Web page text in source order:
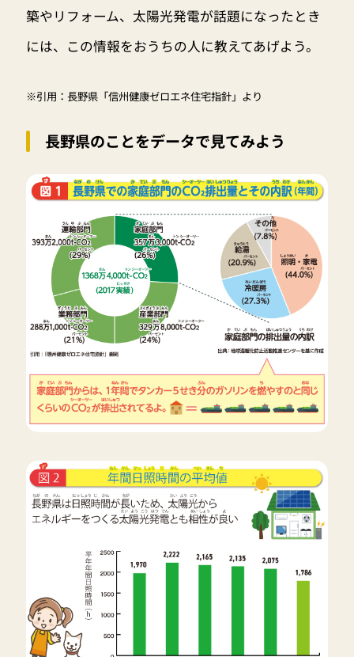
築やリフォーム、太陽光発電が話題になったとき
には、この情報をおうちの人に教えてあげよう。
※引用：長野県「信州健康ゼロエネ住宅指針」より
長野県のことをデータで見てみよう